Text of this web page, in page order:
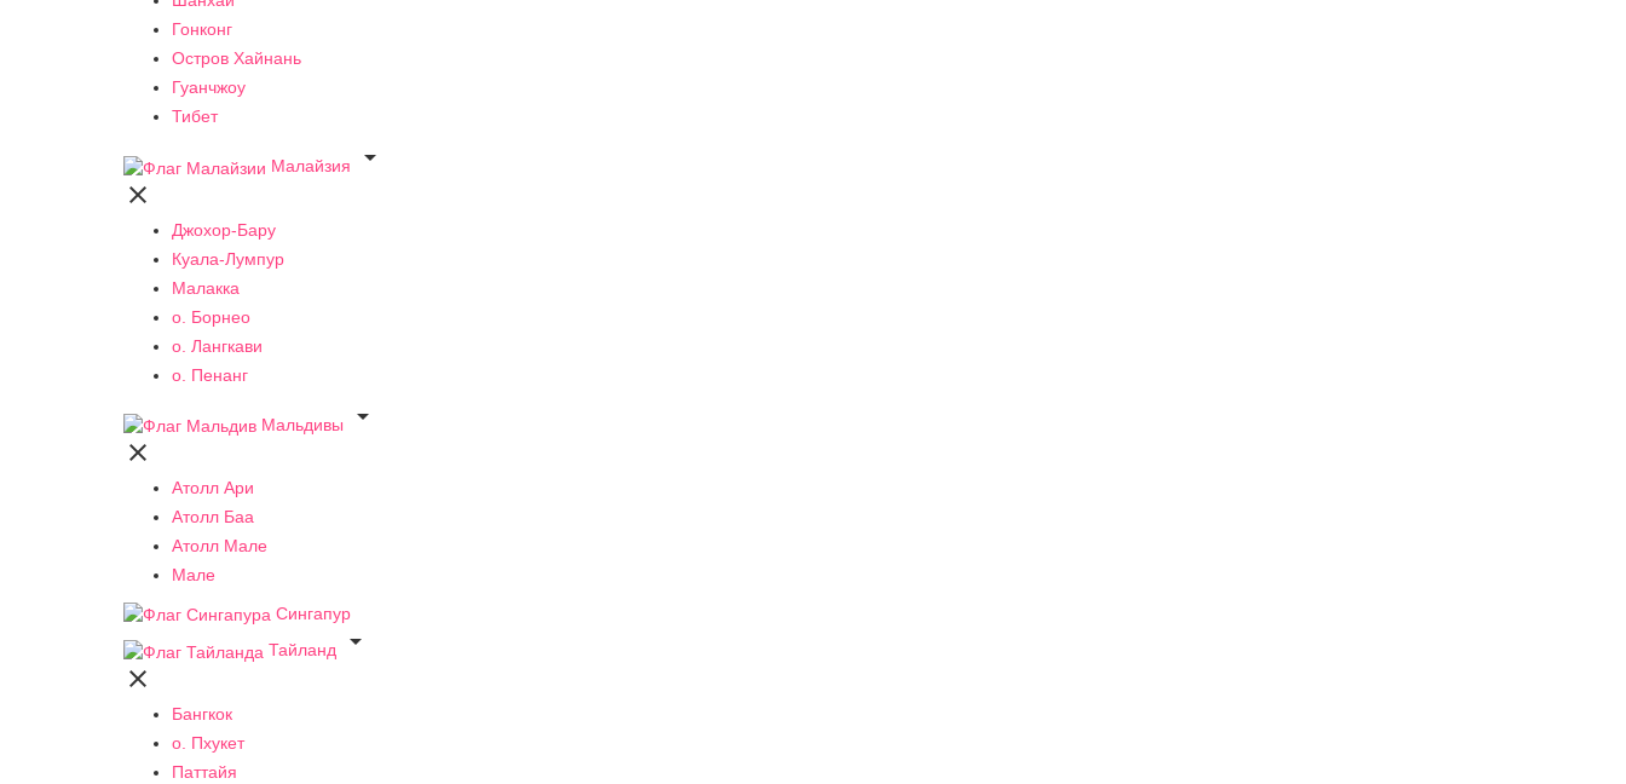
Гонконг
Остров Хайнань
Гуанчжоу
Тибет
Малайзия


Джохор-Бару
Куала-Лумпур
Малакка
о. Борнео
о. Лангкави
о. Пенанг
Мальдивы


Атолл Ари
Атолл Баа
Атолл Мале
Мале
Сингапур
Тайланд


Бангкок
о. Пхукет
Паттайя